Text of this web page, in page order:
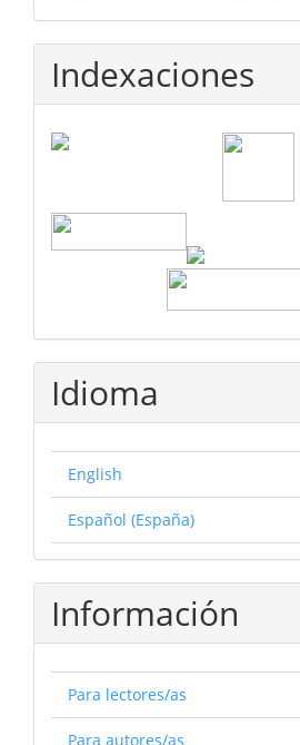
Indexaciones
Idioma
English
Español (España)
Información
Para lectores/as
Para autores/as